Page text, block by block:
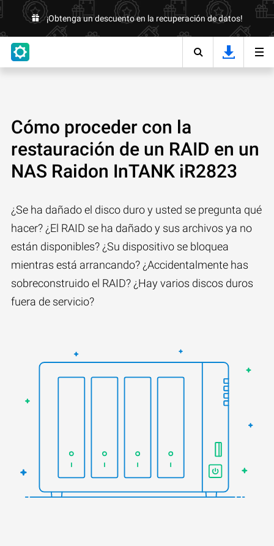
¡Obtenga un descuento en la recuperación de datos!
Cómo proceder con la
restauración de un RAID en un
NAS Raidon InTANK iR2823
¿Se ha dañado el disco duro y usted se pregunta qué
hacer? ¿El RAID se ha dañado y sus archivos ya no
están disponibles? ¿Su dispositivo se bloquea
mientras está arrancando? ¿Accidentalmente has
sobreconstruido el RAID? ¿Hay varios discos duros
fuera de servicio?